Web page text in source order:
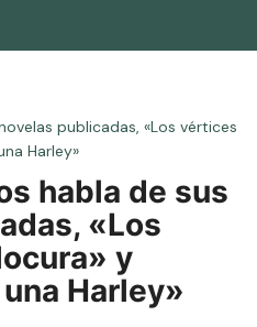
publicadas, «Los vértices
Harley»
habla de sus
«Los
y
Harley»